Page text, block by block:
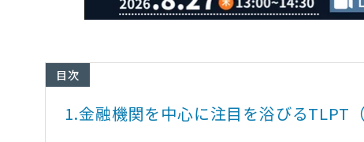
目次
1.金融機関を中心に注目を浴びるTLPT